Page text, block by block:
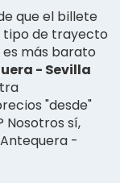
que el billete
tipo de trayecto
es más barato
- Sevilla
"desde"
Nosotros sí,
-